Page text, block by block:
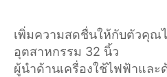
เพิ่มความสดชื่นให้กับตัวคุณ
อุตสาหกรรม 32 นิ้ว
ผู้นำด้านเครื่องใช้ไฟฟ้าแล